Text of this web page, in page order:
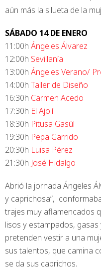
aún más la silueta de la
SÁBADO 14 DE ENERO
11:00h Ángeles Álvarez
12:00h Sevillanía
13:00h Ángeles Verano/
14:00h Taller de Diseño
16:30h Carmen Acedo
17:30h El Ajolí
18:30h Pitusa Gasúl
19:30h Pepa Garrido
20:30h Luisa Pérez
21:30h José Hidalgo
Abrió la jornada Ángeles
y caprichosa”,
trajes muy aflamencados
lisos y estampados,
pretenden vestir a una
sus talentos, que camina
se da sus caprichos.